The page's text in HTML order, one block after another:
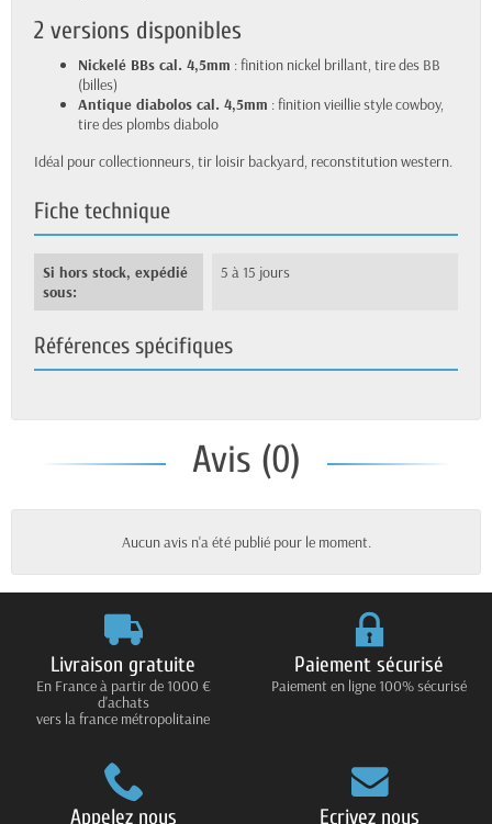
2 versions disponibles
Nickelé BBs cal. 4,5mm : finition nickel brillant, tire des BB
(billes)
Antique diabolos cal. 4,5mm : finition vieillie style cowboy,
tire des plombs diabolo
Idéal pour collectionneurs, tir loisir backyard, reconstitution western.
Fiche technique
Si hors stock, expédié
sous:
5 à 15 jours
Références spécifiques
Avis (0)
Aucun avis n'a été publié pour le moment.
Livraison gratuite
En France à partir de 1000 €
d'achats
vers la france métropolitaine
Paiement sécurisé
Paiement en ligne 100% sécurisé
Appelez nous Ecrivez nous